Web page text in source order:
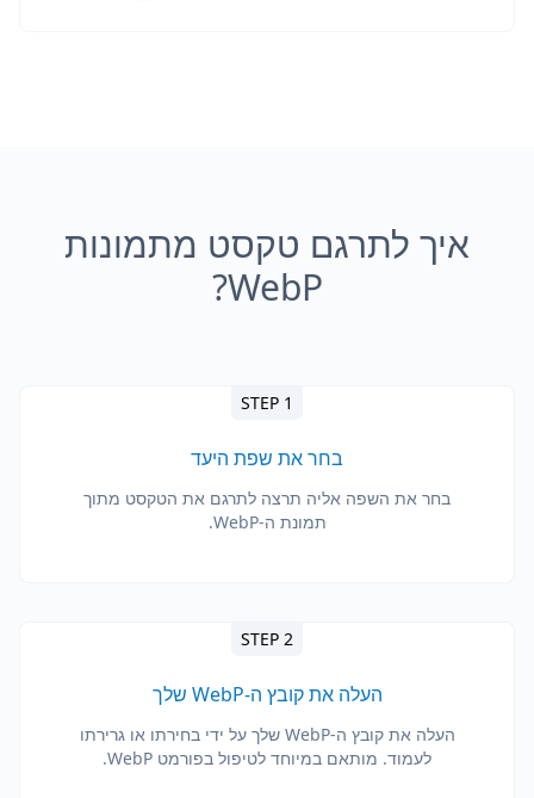
איך לתרגם טקסט מתמונות
WebP?
STEP 1
בחר את שפת היעד
בחר את השפה אליה תרצה לתרגם את הטקסט מתוך
תמונת ה-WebP.
STEP 2
העלה את קובץ ה-WebP שלך
העלה את קובץ ה-WebP שלך על ידי בחירתו או גרירתו
לעמוד. מותאם במיוחד לטיפול בפורמט WebP.